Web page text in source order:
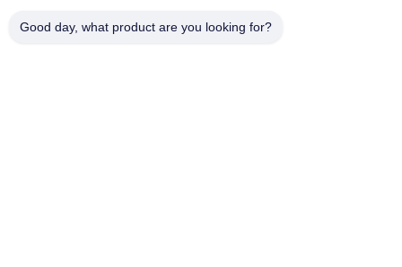
Good day, what product are you looking for?